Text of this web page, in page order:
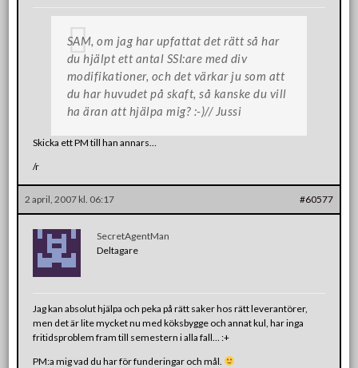
SAM, om jag har upfattat det rätt så har
du hjälpt ett antal SSI:are med div
modifikationer, och det värkar ju som att
du har huvudet på skaft, så kanske du vill
ha äran att hjälpa mig? :-)// Jussi
Skicka ett PM till han annars…
/r
2 april, 2007 kl. 06:17 #60577
SecretAgentMan
Deltagare
Jag kan absolut hjälpa och peka på rätt saker hos rätt leverantörer,
men det är lite mycket nu med köksbygge och annat kul, har inga
fritidsproblem fram till semestern i alla fall… :+
PM:a mig vad du har för funderingar och mål.